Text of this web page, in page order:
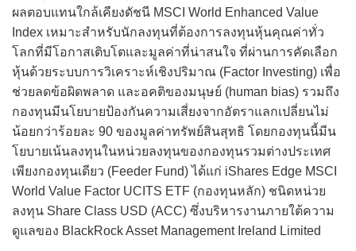
ผลตอบแทนใกล้เคียงดัชนี MSCI World Enhanced Value
Index เหมาะสำหรับนักลงทุนที่ต้องการลงทุนหุ้นคุณค่าทั่ว
โลกที่มีโอกาสเติบโตและมูลค่าที่น่าสนใจ ที่ผ่านการคัดเลือก
หุ้นด้วยระบบการวิเคราะห์เชิงปริมาณ (Factor Investing) เพื่อ
ช่วยลดข้อผิดพลาด และอคติของมนุษย์ (human bias) รวมถึง
กองทุนมีนโยบายป้องกันความเสี่ยงจากอัตราแลกเปลี่ยนไม่
น้อยกว่าร้อยละ 90 ของมูลค่าทรัพย์สินสุทธิ โดยกองทุนนี้มีน
โยบายเน้นลงทุนในหน่วยลงทุนของกองทุนรวมต่างประเทศ
เพียงกองทุนเดียว (Feeder Fund) ได้แก่ iShares Edge MSCI
World Value Factor UCITS ETF (กองทุนหลัก) ชนิดหน่วย
ลงทุน Share Class USD (ACC) ซึ่งบริหารงานภายใต้ความ
ดูแลของ BlackRock Asset Management Ireland Limited